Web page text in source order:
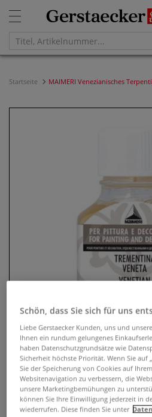
Startseite MAIMERI Venezianisches
MAIMERI
Schön, dass Sie sich für uns
Liebe Gerstaecker Kunden, uns und
Ihnen ein rundum gelungenes
haben Datenschutzgrundsätze wie
Sicherheit höchste Priorität. Wenn Sie auf
Sie der Speicherung von Cookies auf
Websitenavigation zu verbessern, die
unsere Marketingbemühungen zu
können Sie Ihre Einwilligung jederzeit in
wiederrufen. Diese finden Sie unter